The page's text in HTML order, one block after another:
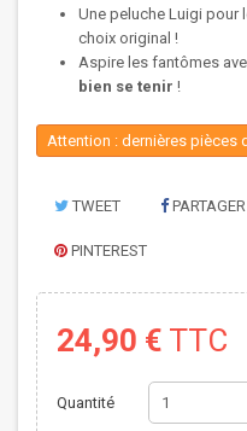
Une peluche Luigi pour
choix original !
Aspire les fantômes
bien se tenir !
Attention : dernières pièces
TWEET PARTAGER
PINTEREST
24,90 € TTC
Quantité